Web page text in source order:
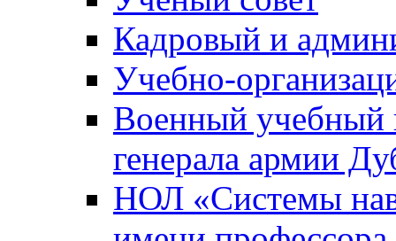
Кадровый и
Учебно-
Военный учебный
генерала армии
НОЛ «Системы